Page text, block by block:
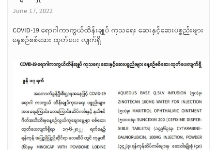
June 17, 2022
COVID-19 ရောဂါကာကွယ်ထိန်းချုပ် ကုသရေး ဆေးနှင့်ဆေးပစ္စည်းများ
နေ့စဉ်စစ်ဆေး ထုတ်ပေး လျက်ရှိ